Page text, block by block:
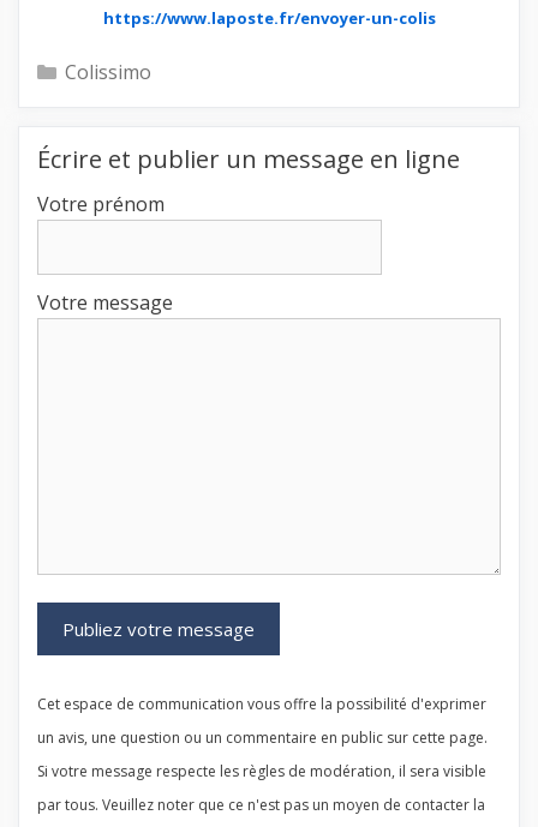
https://www.laposte.fr/envoyer-un-colis
Catégories
Colissimo
Écrire et publier un message en ligne
Votre prénom
Votre message
Cet espace de communication vous offre la possibilité d'exprimer
un avis, une question ou un commentaire en public sur cette page.
Si votre message respecte les règles de modération, il sera visible
par tous. Veuillez noter que ce n'est pas un moyen de contacter la